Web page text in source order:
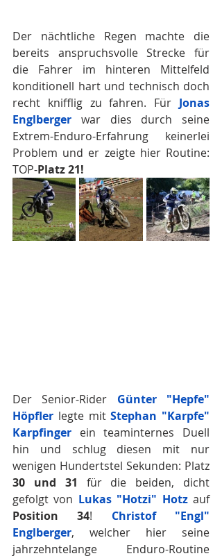
Der nächtliche Regen machte die
bereits anspruchsvolle Strecke für
die Fahrer im hinteren Mittelfeld
konditionell hart und technisch doch
recht knifflig zu fahren. Für Jonas
Englberger war dies durch seine
Extrem-Enduro-Erfahrung keinerlei
Problem und er zeigte hier Routine:
TOP-Platz 21!
Der Senior-Rider Günter "Hepfe"
Höpfler legte mit Stephan "Karpfe"
Karpfinger ein teaminternes Duell
hin und schlug diesen mit nur
30 und 31 für die beiden, dicht
gefolgt von Lukas "Hotzi" Hotz
auf
Position 34! Christof "Engl"
Englberger, welcher hier seine
jahrzehntelange Enduro-Routine